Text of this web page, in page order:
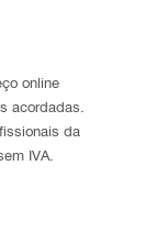
online
acordadas.
da
IVA.